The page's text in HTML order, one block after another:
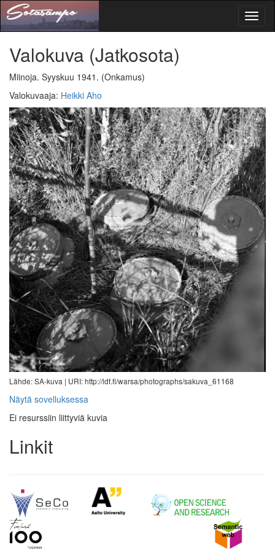
Valokuva (Jatkosota)
Miinoja. Syyskuu 1941. (Onkamus)
Valokuvaaja: Heikki Aho
Lähde: SA-kuva | URI: http://ldf.fi/warsa/photographs/sakuva_61168
Näytä sovelluksessa
Ei resurssiin liittyviä kuvia
Linkit